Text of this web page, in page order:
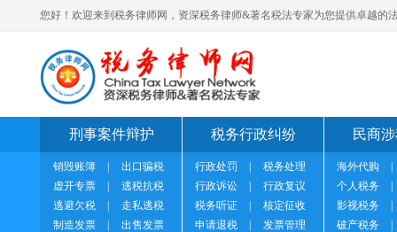
您好！欢迎来到税务律师网，资深税务律师&著名税法专家为您提供卓越的
刑事案件辩护
销毁账簿
出口骗税
虚开专票
逃税抗税
逃避欠税
走私逃税
制造发票
出售发票
税务行政纠纷
行政处罚
税务处理
行政诉讼
行政复议
税务听证
核定征收
申请退税
发票管理
民商
海外代购
个人税务
影视税务
破产税务